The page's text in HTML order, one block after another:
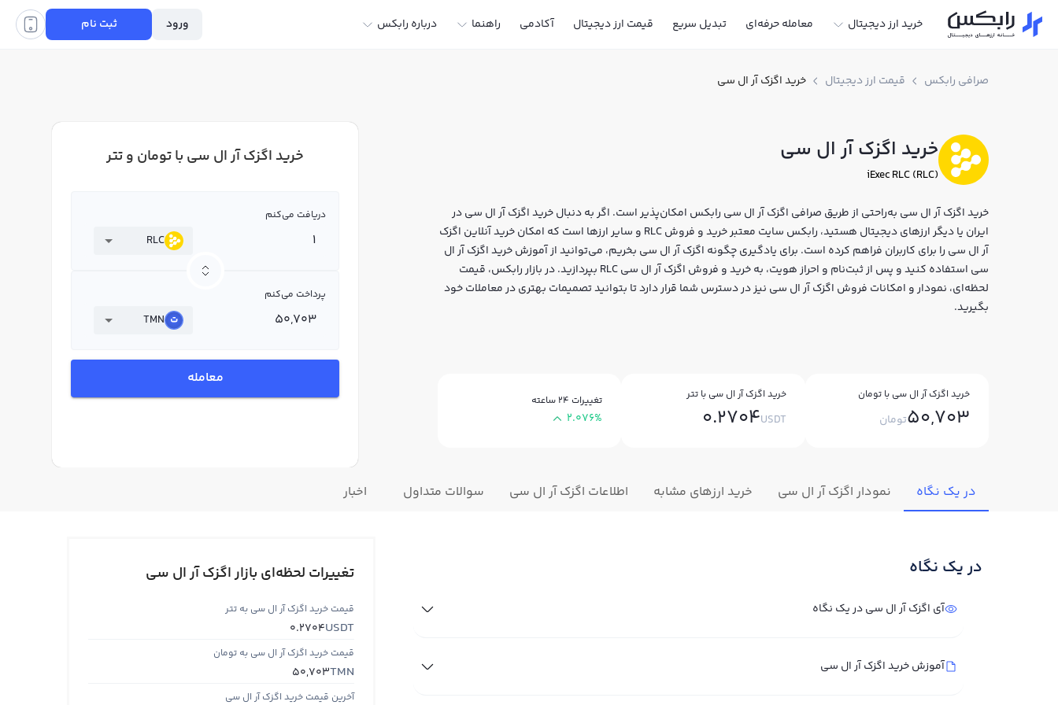
خرید ارز دیجیتال معامله حرفه‌ای تبدیل سریع قیمت ارز دیجیتال آکادمی راهنما درباره رابکس ورود ثبت نام
صرافی رابکس قیمت ارز دیجیتال خرید اگزک آر ال سی
خرید اگزک آر ال سی
iExec RLC (RLC)
خرید اگزک آر ال سی به‌راحتی از طریق صرافی اگزک آر ال سی رابکس امکان‌پذیر است. اگر به دنبال خرید اگزک آر ال سی در
ایران یا دیگر ارزهای دیجیتال هستید، رابکس سایت معتبر خرید و فروش RLC و سایر ارزها است که امکان خرید آنلاین اگزک
آر ال سی را برای کاربران فراهم کرده است. برای یادگیری چگونه اگزک آر ال سی بخریم، می‌توانید از آموزش خرید اگزک آر ال
سی استفاده کنید و پس از ثبت‌نام و احراز هویت، به خرید و فروش اگزک آر ال سی RLC بپردازید. در بازار رابکس، قیمت
لحظه‌ای، نمودار و امکانات فروش اگزک آر ال سی نیز در دسترس شما قرار دارد تا بتوانید تصمیمات بهتری در معاملات خود
بگیرید.
خرید اگزک آر ال سی با تومان
50,703تومان
خرید اگزک آر ال سی با تتر
0.2704USDT
تغییرات ۲۴ ساعته
2.076%
خرید اگزک آر ال سی با تومان و تتر
دریافت می‌کنم
RLC
پرداخت می‌کنم
TMN
معامله
در یک نگاه نمودار اگزک آر ال سی خرید ارزهای مشابه اطلاعات اگزک آر ال سی سوالات متداول اخبار
در یک نگاه
آی اگزک آر ال سی در یک نگاه
آموزش خرید اگزک آر ال سی
تغییرات لحظه‌ای بازار اگزک آر ال سی
قیمت خرید اگزک آر ال سی به تتر
USDT
0.2704
قیمت خرید اگزک آر ال سی به تومان
TMN
50,703
آخرین قیمت خرید اگزک آر ال سی